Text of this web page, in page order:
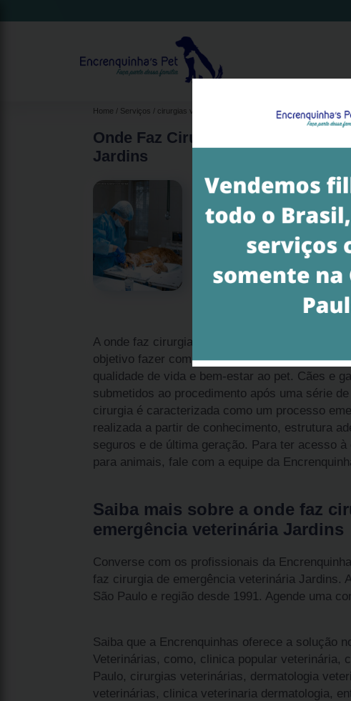
Home Serviços cirurgias veterinárias cirurgia catarata veterinária
Onde Faz Cirurgia de Emergência
Jardins
A onde faz cirurgia de emergência veterinária
objetivo fazer com que o animal recupere a
qualidade de vida e bem-estar ao pet. Cães e
submetidos ao procedimento após uma série
cirurgia é caracterizada como um processo
realizada a partir de conhecimento, estrutura
seguros e de última geração. Para ter acesso
para animais, fale com a equipe da
Saiba mais sobre a onde faz
emergência veterinária Jardins
Converse com os profissionais da
faz cirurgia de emergência veterinária Jardins.
São Paulo e região desde 1991. Agende uma
Saiba que a Encrenquinhas oferece a solução
Veterinárias, como, clinica popular veterinária,
Paulo, cirurgias veterinárias, dermatologia
veterinárias, clinica veterinaria dermatologia,